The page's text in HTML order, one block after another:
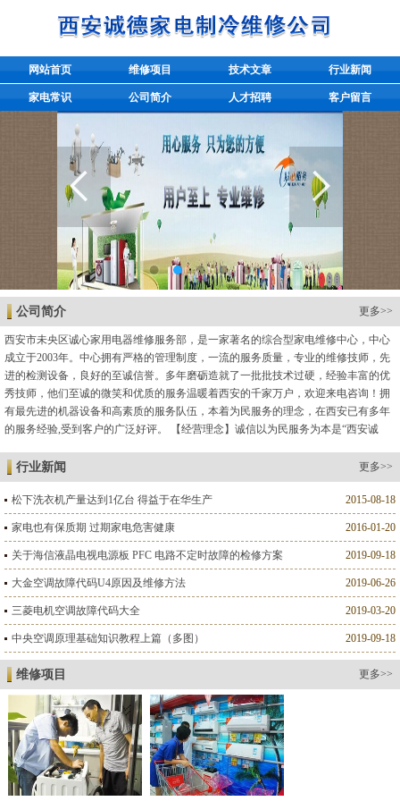
网站首页 维修项目 技术文章 行业新闻
家电常识 公司简介 人才招聘 客户留言
公司简介 更多>>
西安市未央区诚心家用电器维修服务部，是一家著名的综合型家电维修中心，中心
成立于2003年。中心拥有严格的管理制度，一流的服务质量，专业的维修技师，先
进的检测设备，良好的至诚信誉。多年磨砺造就了一批批技术过硬，经验丰富的优
秀技师，他们至诚的微笑和优质的服务温暖着西安的千家万户，欢迎来电咨询！拥
有最先进的机器设备和高素质的服务队伍，本着为民服务的理念，在西安已有多年
的服务经验,受到客户的广泛好评。 【经营理念】诚信以为民服务为本是“西安诚
行业新闻 更多>>
2015-08-18
松下洗衣机产量达到1亿台 得益于在华生产
2016-01-20
家电也有保质期 过期家电危害健康
2019-09-18
关于海信液晶电视电源板 PFC 电路不定时故障的检修方案
2019-06-26
大金空调故障代码U4原因及维修方法
2019-03-20
三菱电机空调故障代码大全
2019-09-18
中央空调原理基础知识教程上篇（多图）
维修项目 更多>>